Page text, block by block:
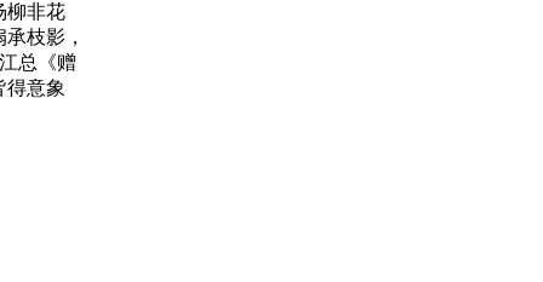
柳非花
枝影，
总《赠
得意象